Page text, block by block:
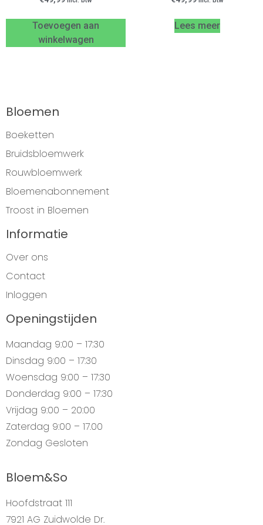
Toevoegen aan
winkelwagen
Lees meer
Bloemen
Boeketten
Bruidsbloemwerk
Rouwbloemwerk
Bloemenabonnement
Troost in Bloemen
Informatie
Over ons
Contact
Inloggen
Openingstijden
Maandag 9:00 – 17:30
Dinsdag 9:00 – 17:30
Woensdag 9:00 – 17:30
Donderdag 9:00 – 17:30
Vrijdag 9:00 – 20:00
Zaterdag 9:00 – 17.00
Zondag Gesloten
Bloem&So
Hoofdstraat 111
7921 AG Zuidwolde Dr.